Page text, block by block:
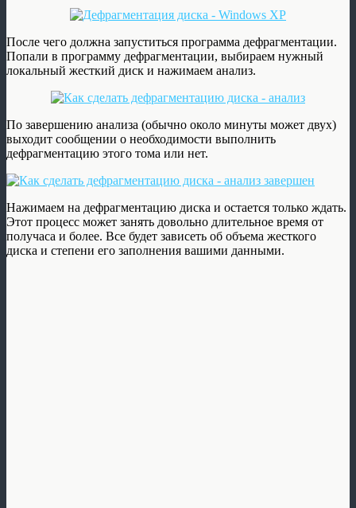
После чего должна запуститься программа дефрагментации.
Попали в программу дефрагментации, выбираем нужный
локальный жесткий диск и нажимаем анализ.
По завершению анализа (обычно около минуты может двух)
выходит сообщении о необходимости выполнить
дефрагментацию этого тома или нет.
Нажимаем на дефрагментацию диска и остается только ждать.
Этот процесс может занять довольно длительное время от
получаса и более. Все будет зависеть об объема жесткого
диска и степени его заполнения вашими данными.